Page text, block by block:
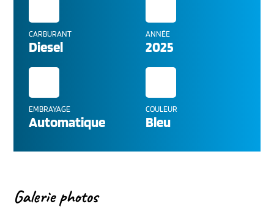
CARBURANT
Diesel
ANNÉE
2025
EMBRAYAGE
Automatique
COULEUR
Bleu
Galerie photos